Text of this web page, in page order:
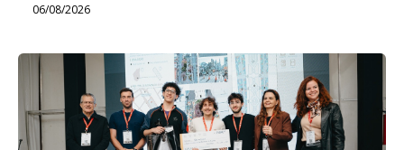
06/08/2026